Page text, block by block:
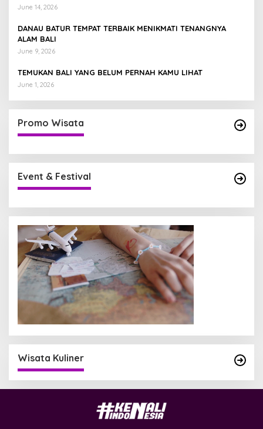
June 14, 2026
DANAU BATUR TEMPAT TERBAIK MENIKMATI TENANGNYA
ALAM BALI
June 9, 2026
TEMUKAN BALI YANG BELUM PERNAH KAMU LIHAT
June 1, 2026
Promo Wisata
Event & Festival
Wisata Kuliner